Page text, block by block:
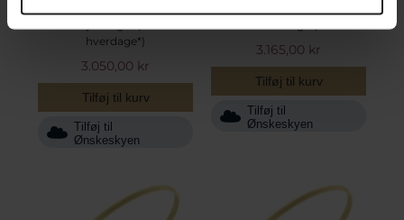
hverdage*)
3.050,00 kr
Tilføj til kurv
Tilføj til
Ønskeskyen
3.165,00 kr
Tilføj til kurv
Tilføj til
Ønskeskyen